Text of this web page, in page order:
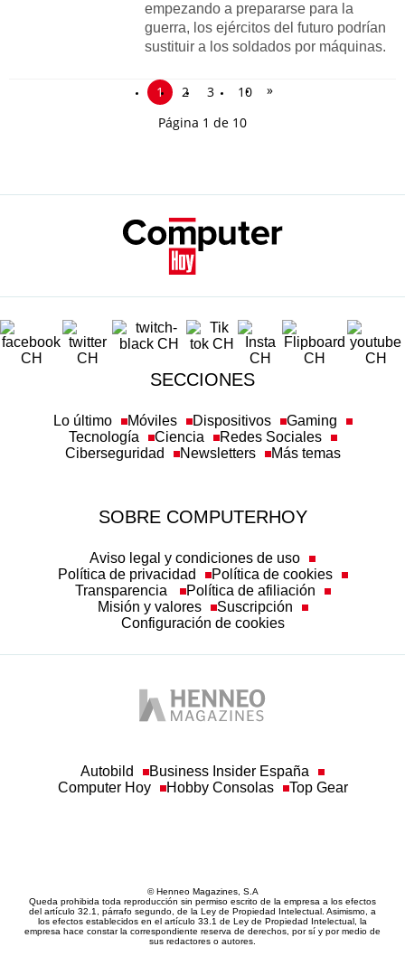
empezando a prepararse para la
guerra, los ejércitos del futuro podrían
sustituir a los soldados por máquinas.
1 2 3 10
»
Página 1 de 10
SECCIONES
Lo último Móviles Dispositivos
Gaming
Tecnología
Ciencia
Redes Sociales
Ciberseguridad
Newsletters Más temas
SOBRE COMPUTERHOY
Aviso legal y condiciones de uso
Política de privacidad
Política de cookies
Transparencia
Política de afiliación
Misión y valores
Suscripción
Configuración de cookies
Autobild
Business Insider España
Computer Hoy
Hobby Consolas Top Gear
© Henneo Magazines, S.A
Queda prohibida toda reproducción sin permiso escrito de la empresa a los efectos
del artículo 32.1, párrafo segundo, de la Ley de Propiedad Intelectual. Asimismo, a
los efectos establecidos en el artículo 33.1 de Ley de Propiedad Intelectual, la
empresa hace constar la correspondiente reserva de derechos, por sí y por medio de
sus redactores o autores.